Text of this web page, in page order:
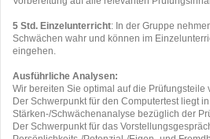
5 Std. Einzelunterricht: In der Gruppe
Schwächen wahr und können im
eingehen.
Ausführliche Analysen:
Wir bereiten Sie optimal auf die Prüfungsteile
Der Schwerpunkt für den Computertest liegt
Stärken-/Schwächenanalyse bezüglich der
Der Schwerpunkt für das